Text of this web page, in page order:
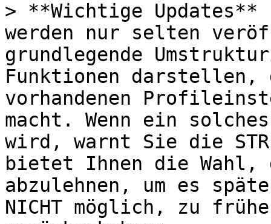
> **Wichtige
werden nur selten
grundlegende
Funktionen darstellen,
vorhandenen
macht. Wenn ein
wird, warnt Sie die
bietet Ihnen die Wahl,
abzulehnen, um es
NICHT möglich, zu